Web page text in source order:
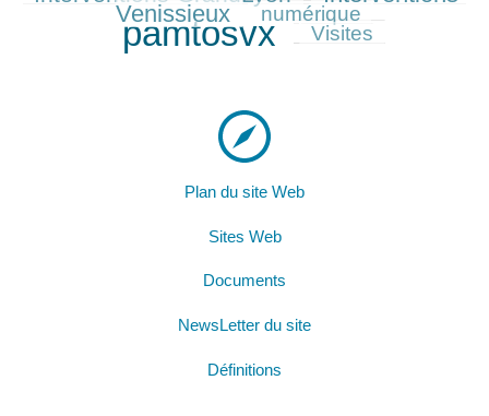
Venissieux numérique
pamtosvx Visites
Plan du site Web
Sites Web
Documents
NewsLetter du site
Définitions